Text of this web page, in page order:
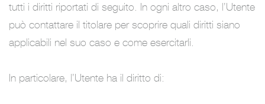
tutti i diritti riportati di seguito. In ogni altro caso, l’Utente
può contattare il titolare per scoprire quali diritti siano
applicabili nel suo caso e come esercitarli.
In particolare, l’Utente ha il diritto di: